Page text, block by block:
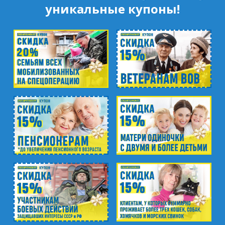
м. Озерки, м. Пр. Просвещения
пр. Луначарского, д.56, к.1
м. Автово
пр. Маршала Жукова, д.35, к.3
м. Елизаровская
пр. Елизарова, д.36
м. Международная
ул. Белы Куна, д.20, к.1
м. Пионерская
пр. Испытателей, д.11, к.1
м. Гражданский пр.
уникальные купоны!